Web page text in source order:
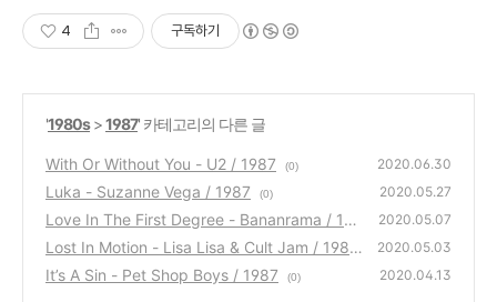
4 구독하기
'1980s>1987' 카테고리의 다른 글
With Or Without You - U2 / 1987 (0) 2020.06.30
Luka - Suzanne Vega / 1987 (0) 2020.05.27
Love In The First Degree - Bananrama / 198
7
(0)
2020.05.07
Lost In Motion - Lisa Lisa & Cult Jam / 1987
(0)
2020.05.03
It’s A Sin - Pet Shop Boys / 1987 (0) 2020.04.13